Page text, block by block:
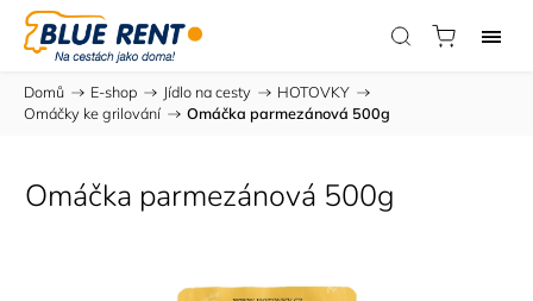
Domů / E-shop / Jídlo na cesty / HOTOVKY /
Omáčky ke grilování / Omáčka parmezánová 500g
Omáčka parmezánová 500g